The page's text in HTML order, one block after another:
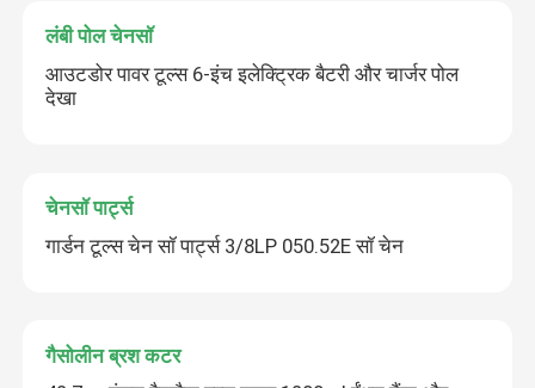
लंबी पोल चेनसॉ
आउटडोर पावर टूल्स 6-इंच इलेक्ट्रिक बैटरी और चार्जर पोल
देखा
चेनसॉ पार्ट्स
गार्डन टूल्स चेन सॉ पार्ट्स 3/8LP 050.52E सॉ चेन
गैसोलीन ब्रश कटर